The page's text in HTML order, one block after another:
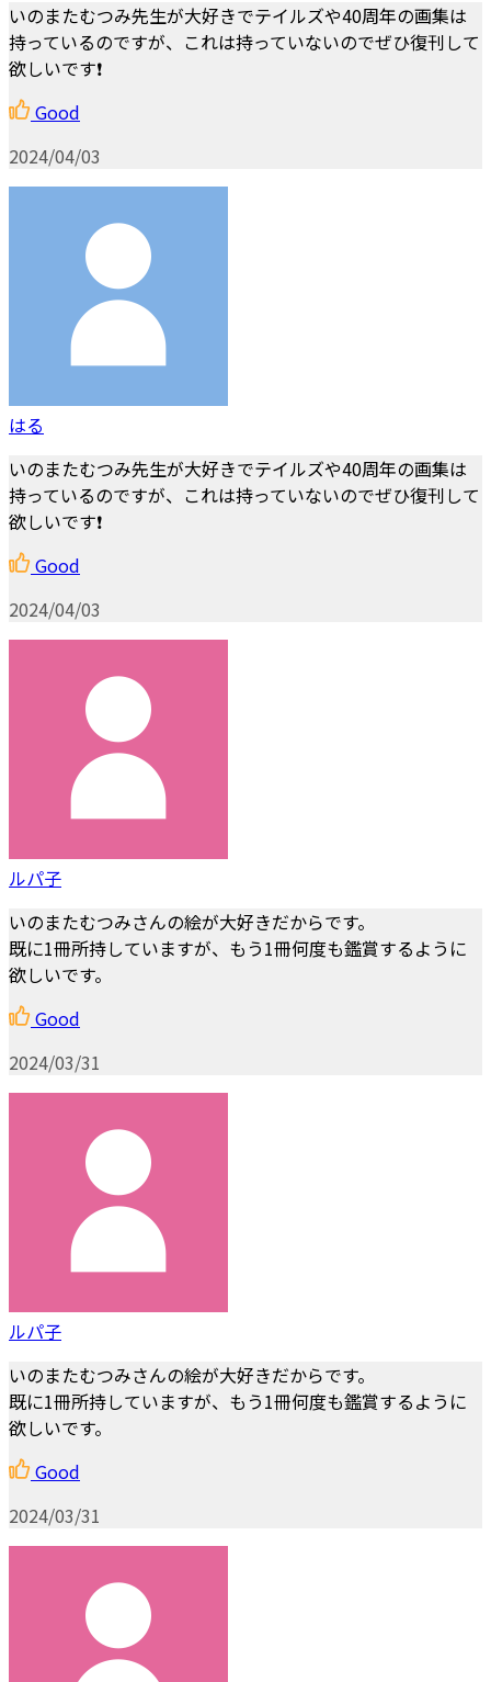
いのまたむつみ先生が大好きでテイルズや40周年の画集は
持っているのですが、これは持っていないのでぜひ復刊して
欲しいです❗️
Good
2024/04/03
はる
いのまたむつみ先生が大好きでテイルズや40周年の画集は
持っているのですが、これは持っていないのでぜひ復刊して
欲しいです❗️
Good
2024/04/03
ルパ子
いのまたむつみさんの絵が大好きだからです。
既に1冊所持していますが、もう1冊何度も鑑賞するように
欲しいです。
Good
2024/03/31
ルパ子
いのまたむつみさんの絵が大好きだからです。
既に1冊所持していますが、もう1冊何度も鑑賞するように
欲しいです。
Good
2024/03/31